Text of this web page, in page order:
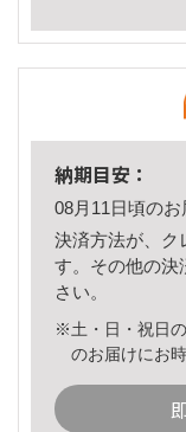
納期目安：
08月11日頃のお
決済方法が、ク
す。その他の決
さい。
※土・日・祝日
のお届けにお